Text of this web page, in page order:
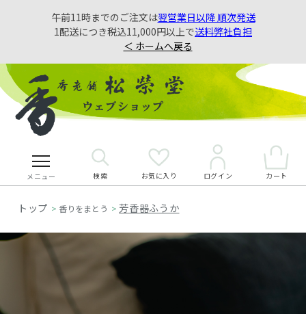
午前11時までのご注文は翌営業日以降 順次発送
1配送につき税込11,000円以上で送料弊社負担
＜ ホームへ戻る
メニュー 検索 お気に入り ログイン カート
> 香りをまとう >芳香器ふうか